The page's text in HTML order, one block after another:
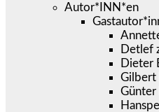
Autor*INN*en
Detlef
Dieter
Gilbert
Günter